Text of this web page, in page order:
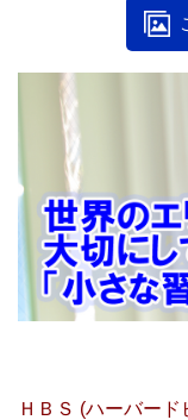
ＨＢＳ (ハーバード